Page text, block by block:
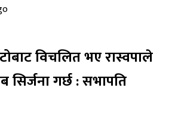
विचलित भए रास्वपाले
सिर्जना गर्छ : सभापति